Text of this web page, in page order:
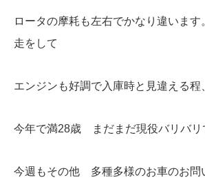
ロータの摩耗も左右でかなり違いま
走をして
エンジンも好調で入庫時と見違える
今年で満28歳 まだまだ現役バリバリ
今週もその他 多種多様のお車のお問